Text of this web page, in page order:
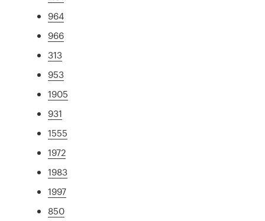
964
966
313
953
1905
931
1555
1972
1983
1997
850